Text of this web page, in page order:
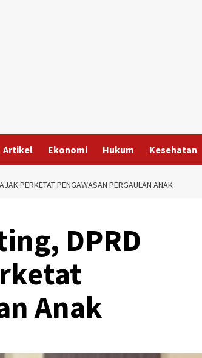
Artikel Ekonomi Hukum Kesehatan
PERKETAT PENGAWASAN PERGAULAN ANAK
DPRD
Anak